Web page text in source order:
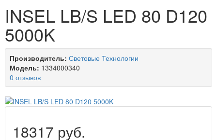
INSEL LB/S LED 80 D120
5000K
Производитель: Световые Технологии
Модель: 1334000340
0 отзывов
18317 руб.